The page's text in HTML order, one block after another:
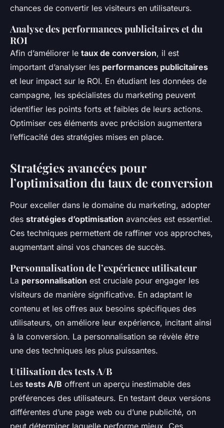
chances de convertir les visiteurs en utilisateurs.
Analyse des performances publicitaires et du
ROI
Afin d’améliorer le taux de conversion, il est
important d’analyser les performances publicitaires
et leur impact sur le ROI. En étudiant les données de
campagne, les spécialistes du marketing peuvent
identifier les points forts et faibles de leurs actions.
Optimiser ces éléments avec précision augmentera
l’efficacité des stratégies mises en place.
Stratégies avancées pour
l’optimisation du taux de conversion
Pour exceller dans le domaine du marketing, adopter
des stratégies d’optimisation avancées est essentiel.
Ces techniques permettent de raffiner vos approches,
augmentant ainsi vos chances de succès.
Personnalisation de l’expérience utilisateur
La personnalisation est cruciale pour engager les
visiteurs de manière significative. En adaptant le
contenu et les offres aux besoins spécifiques des
utilisateurs, on améliore leur expérience, incitant ainsi
à la conversion. La personnalisation se révèle être
une des techniques les plus puissantes.
Utilisation des tests A/B
Les tests A/B offrent un aperçu inestimable des
préférences des utilisateurs. En testant deux versions
différentes d’une page web ou d’une publicité, on